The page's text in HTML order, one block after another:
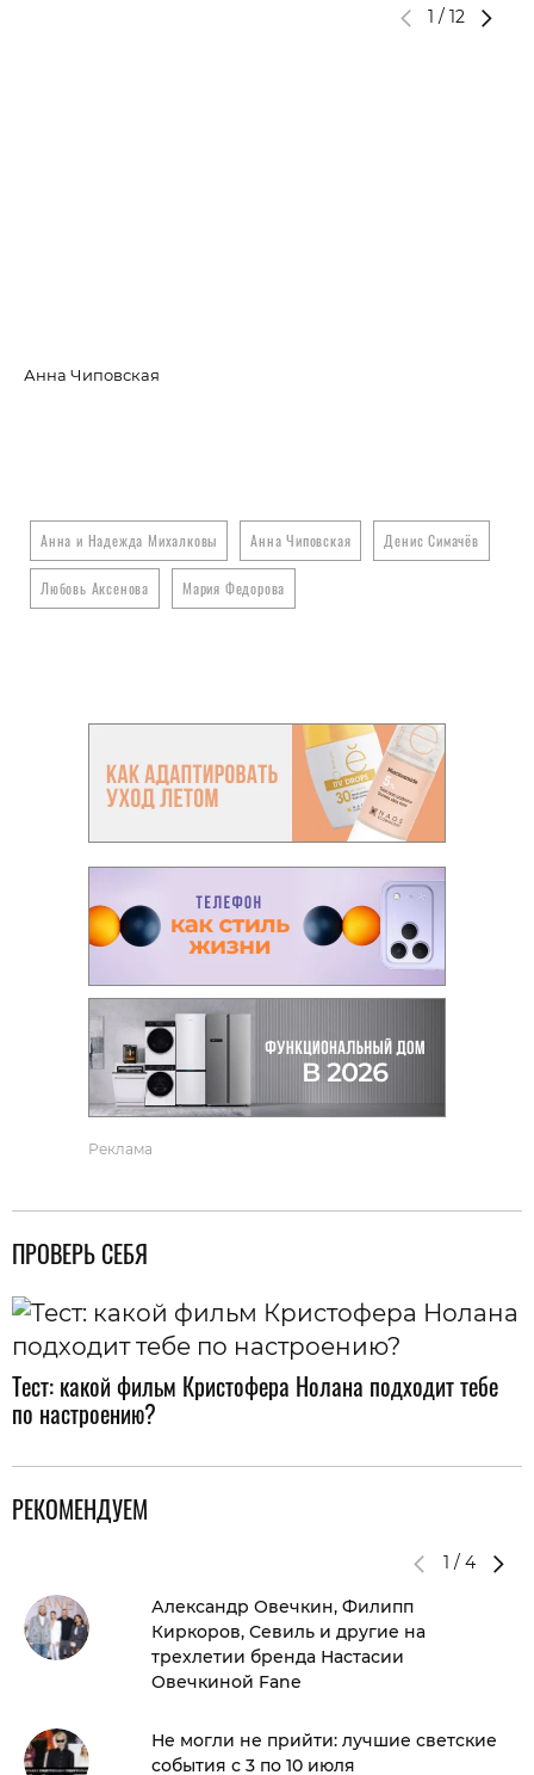
1 / 12
Анна Чиповская
Анна и Надежда Михалковы Анна Чиповская Денис Симачёв
Любовь Аксенова Мария Федорова
Реклама
ПРОВЕРЬ СЕБЯ
Тест: какой фильм Кристофера Нолана подходит тебе
по настроению?
РЕКОМЕНДУЕМ
1 / 4
Александр Овечкин, Филипп
Киркоров, Севиль и другие на
трехлетии бренда Настасии
Овечкиной Fane
Не могли не прийти: лучшие светские
события с 3 по 10 июля